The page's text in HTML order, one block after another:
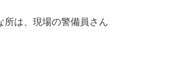
所は、現場の警備員さん